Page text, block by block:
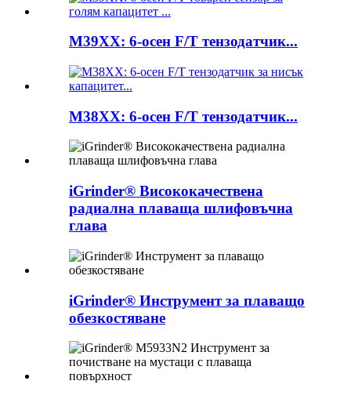
M39XX: 6-осен F/T тензодатчик...
M38XX: 6-осен F/T тензодатчик...
iGrinder® Висококачествена
радиална плаваща шлифовъчна
глава
iGrinder® Инструмент за плаващо
обезкостяване